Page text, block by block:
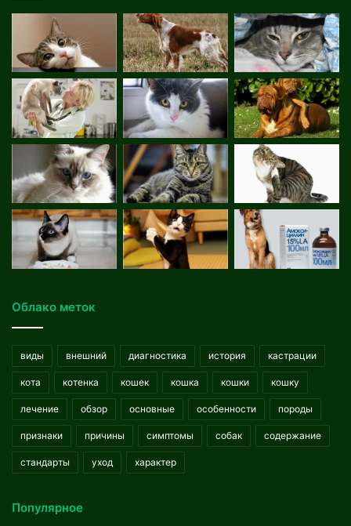
Облако меток
виды внешний диагностика история кастрации
кота котенка кошек кошка кошки кошку
лечение обзор основные особенности породы
признаки причины симптомы собак содержание
стандарты уход характер
Популярное